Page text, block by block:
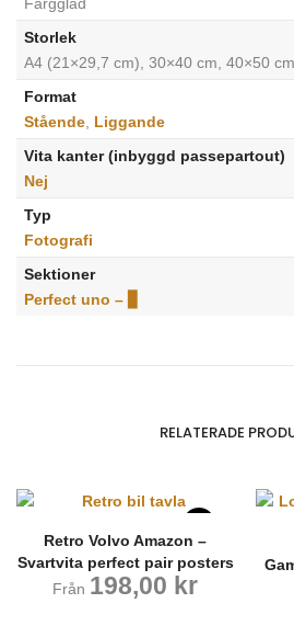
Färgglad
Storlek
A4 (21×29,7 cm), 30×40 cm, 40×50
Format
Stående, Liggande
Vita kanter (inbyggd passepartout)
Nej
Typ
Fotografi
Sektioner
Perfect uno – ▊
RELATERADE
Retro Volvo Amazon –
Svartvita perfect pair posters
Från 198,00 kr